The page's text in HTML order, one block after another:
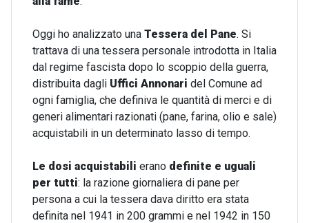
Oggi ho analizzato una Tessera del Pane. Si
trattava di una tessera personale introdotta in Italia
dal regime fascista dopo lo scoppio della guerra,
distribuita dagli Uffici Annonari del Comune ad
ogni famiglia, che definiva le quantità di merci e di
generi alimentari razionati (pane, farina, olio e sale)
acquistabili in un determinato lasso di tempo.
Le dosi acquistabili erano definite e uguali
per tutti: la razione giornaliera di pane per
persona a cui la tessera dava diritto era stata
definita nel 1941 in 200 grammi e nel 1942 in 150